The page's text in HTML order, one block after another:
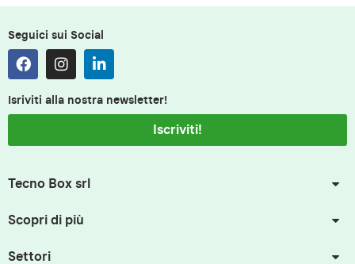
Seguici sui Social
Isriviti alla nostra newsletter!
Iscriviti!
Tecno Box srl
Scopri di più
Settori